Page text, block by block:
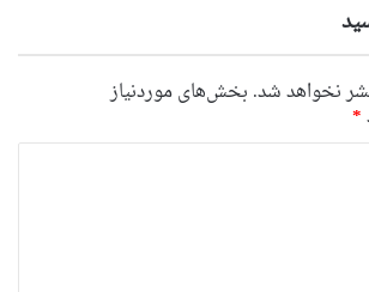
نخواهد شد. بخش‌های موردنیاز
*